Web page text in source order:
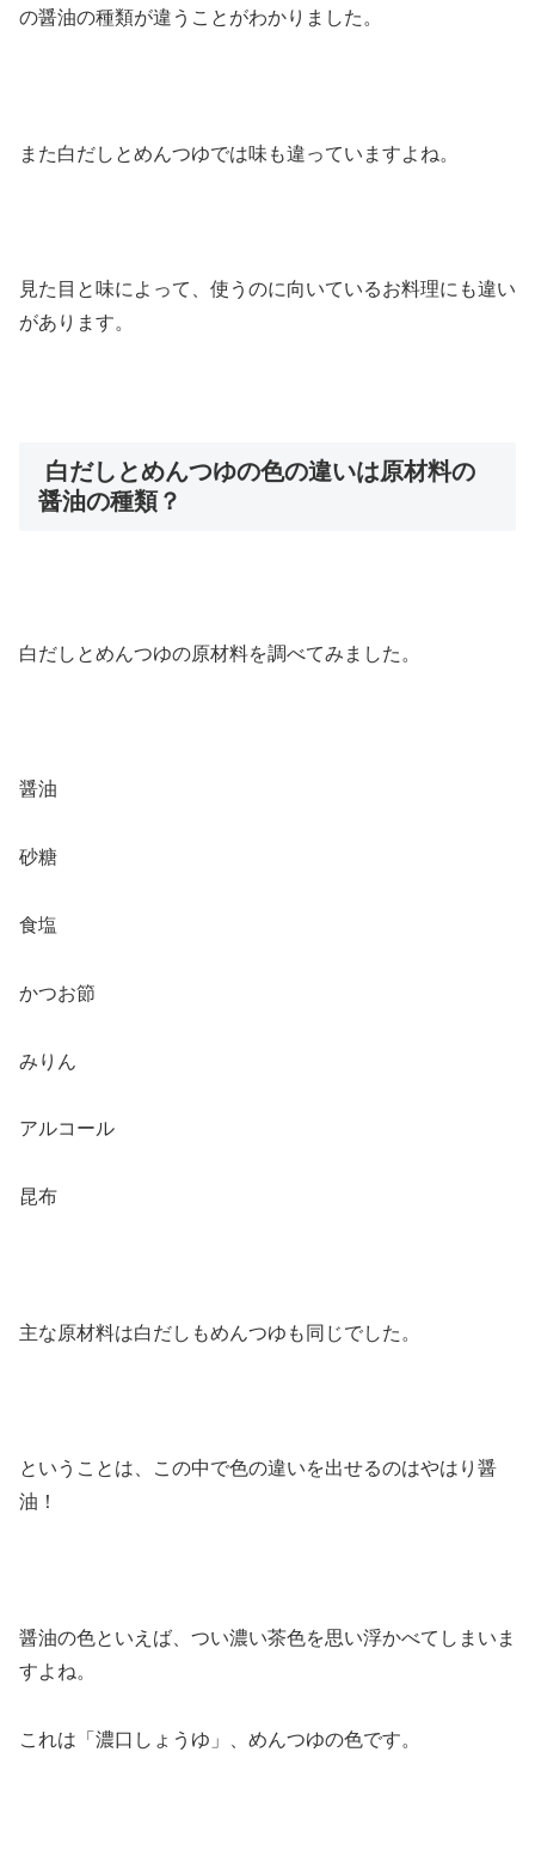
の醤油の種類が違うことがわかりました。
また白だしとめんつゆでは味も違っていますよね。
見た目と味によって、使うのに向いているお料理にも違い
があります。
白だしとめんつゆの色の違いは原材料の
醤油の種類？
白だしとめんつゆの原材料を調べてみました。
醤油
砂糖
食塩
かつお節
みりん
アルコール
昆布
主な原材料は白だしもめんつゆも同じでした。
ということは、この中で色の違いを出せるのはやはり醤
油！
醤油の色といえば、つい濃い茶色を思い浮かべてしまいま
すよね。
これは「濃口しょうゆ」、めんつゆの色です。